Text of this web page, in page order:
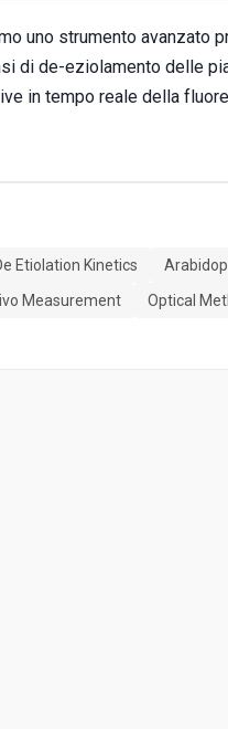
uno strumento
di de-eziolamento delle
in tempo reale della
Etiolation Kinetics
Measurement
Optical